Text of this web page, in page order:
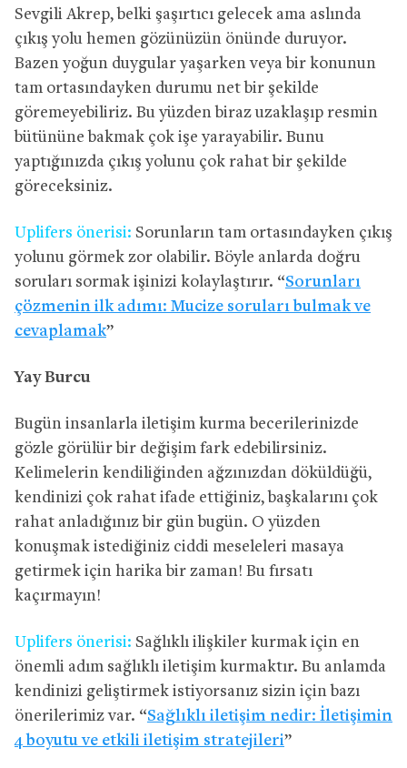
Sevgili Akrep, belki şaşırtıcı gelecek ama aslında
çıkış yolu hemen gözünüzün önünde duruyor.
Bazen yoğun duygular yaşarken veya bir konunun
tam ortasındayken durumu net bir şekilde
göremeyebiliriz. Bu yüzden biraz uzaklaşıp resmin
bütününe bakmak çok işe yarayabilir. Bunu
yaptığınızda çıkış yolunu çok rahat bir şekilde
göreceksiniz.
Uplifers önerisi: Sorunların tam ortasındayken çıkış
yolunu görmek zor olabilir. Böyle anlarda doğru
soruları sormak işinizi kolaylaştırır. “Sorunları
çözmenin ilk adımı: Mucize soruları bulmak ve
cevaplamak”
Yay Burcu
Bugün insanlarla iletişim kurma becerilerinizde
gözle görülür bir değişim fark edebilirsiniz.
Kelimelerin kendiliğinden ağzınızdan döküldüğü,
kendinizi çok rahat ifade ettiğiniz, başkalarını çok
rahat anladığınız bir gün bugün. O yüzden
konuşmak istediğiniz ciddi meseleleri masaya
getirmek için harika bir zaman! Bu fırsatı
kaçırmayın!
Uplifers önerisi: Sağlıklı ilişkiler kurmak için en
önemli adım sağlıklı iletişim kurmaktır. Bu anlamda
kendinizi geliştirmek istiyorsanız sizin için bazı
önerilerimiz var. “Sağlıklı iletişim nedir: İletişimin
4 boyutu ve etkili iletişim stratejileri”